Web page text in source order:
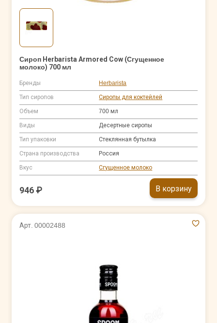
Сироп Herbarista Armored Cow (Сгущенное
молоко) 700 мл
Бренды Herbarista
Тип сиропов Сиропы для коктейлей
Объем 700 мл
Виды Десертные сиропы
Тип упаковки Стеклянная бутылка
Страна производства Россия
Вкус Сгущенное молоко
946 ₽ В корзину
Арт. 00002488